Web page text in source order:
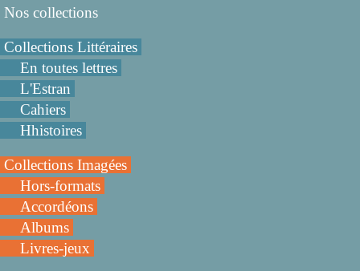
Nos collections
Collections Littéraires
En toutes lettres
L'Estran
Cahiers
Hhistoires
Collections Imagées
Hors-formats
Accordéons
Albums
Livres-jeux